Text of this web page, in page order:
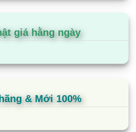
giá hằng ngày
& Mới 100%